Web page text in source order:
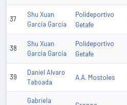
37
Shu Xuan
Garcia Garcia
Polideportivo
Getafe
38
Shu Xuan
Garcia Garcia
Polideportivo
Getafe
39
Daniel Alvaro
Taboada
A.A. Mostoles
Gabriela